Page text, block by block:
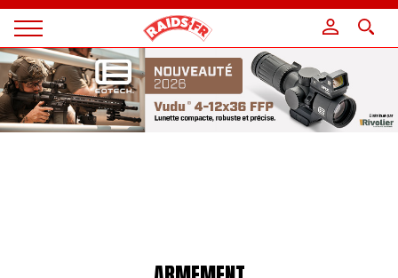
Magazine
Raids
Panneau de gestion des cookies